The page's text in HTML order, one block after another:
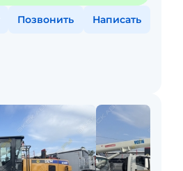
Позвонить Написать